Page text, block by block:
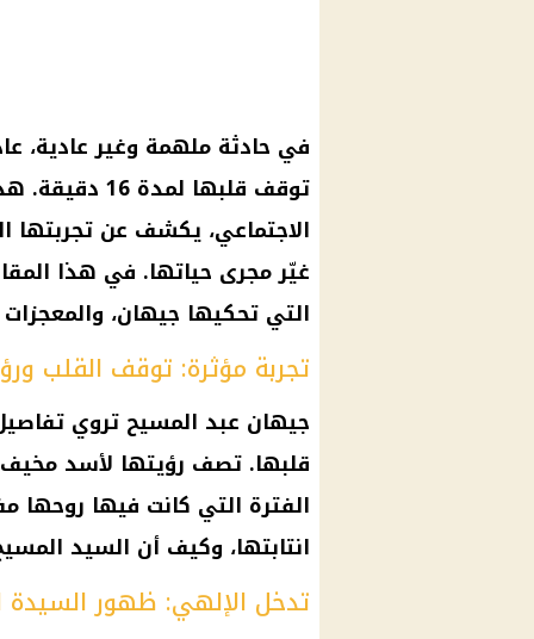
في حادثة ملهمة وغير عادية،
توقف قلبها لمدة 16 دقيقة. هذا الفيديو الذي انتشر على
الاجتماعي، يكشف عن تجربتها
غيّر مجرى حياتها. في هذا
التي تحكيها جيهان،
تجربة مؤثرة: توقف القلب
جيهان عبد المسيح تروي
قلبها. تصف رؤيتها لأسد مخيف
الفترة التي كانت فيها
انتابتها، وكيف أن السيد
تدخل الإلهي: ظهور السيدة